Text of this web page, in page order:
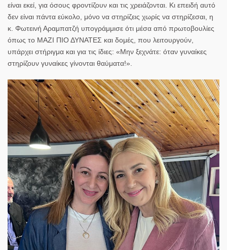
είναι εκεί, για όσους φροντίζουν και τις χρειάζονται. Κι επειδή αυτό
δεν είναι πάντα εύκολο, μόνο να στηρίζεις χωρίς να στηρίζεσαι, η
κ. Φωτεινή Αραμπατζή υπογράμμισε ότι μέσα από πρωτοβουλίες
όπως το ΜΑΖΙ ΠΙΟ ΔΥΝΑΤΕΣ και δομές, που λειτουργούν,
υπάρχει στήριγμα και για τις ίδιες: «Μην ξεχνάτε: όταν γυναίκες
στηρίζουν γυναίκες γίνονται θαύματα!».